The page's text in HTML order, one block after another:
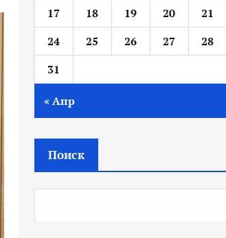
17
18 19 20 21
24
25 26 27 28
31
« Апр
Поиск